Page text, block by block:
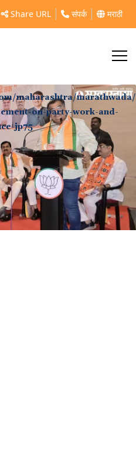
Share URL संपर्क मराठी
maharashtra/marathwada/
on-party-work-and-
jp75